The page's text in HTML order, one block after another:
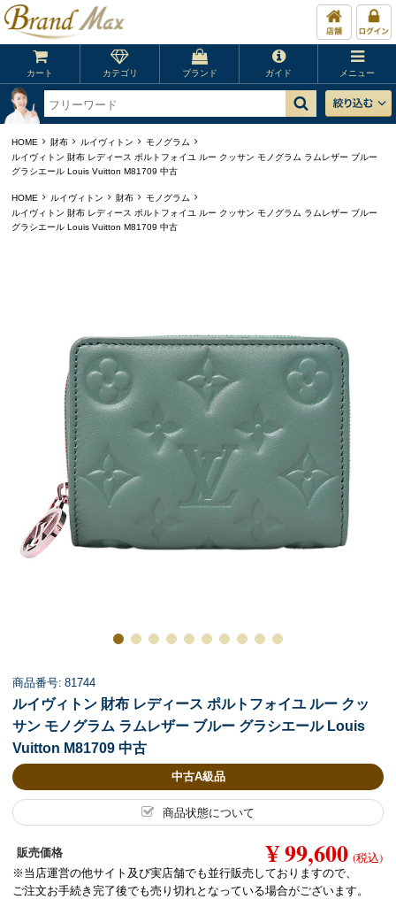
カート カテゴリ ブランド ガイド メニュー
HOME 財布 ルイヴィトン
モノグラム
ルイヴィトン 財布 レディース ポルトフォイユ ルー クッサン モノグラム ラムレザー ブルー
グラシエール Louis Vuitton M81709 中古
HOME ルイヴィトン 財布
モノグラム
ルイヴィトン 財布 レディース ポルトフォイユ ルー クッサン モノグラム ラムレザー ブルー
グラシエール Louis Vuitton M81709 中古
商品番号: 81744
ルイヴィトン 財布 レディース ポルトフォイユ ルー クッ
サン モノグラム ラムレザー ブルー グラシエール Louis
Vuitton M81709 中古
中古A級品
商品状態について
販売価格 ¥ 99,600 (税込)
※当店運営の他サイト及び実店舗でも並行販売しておりますので、
ご注文お手続き完了後でも売り切れとなっている場合がございます。